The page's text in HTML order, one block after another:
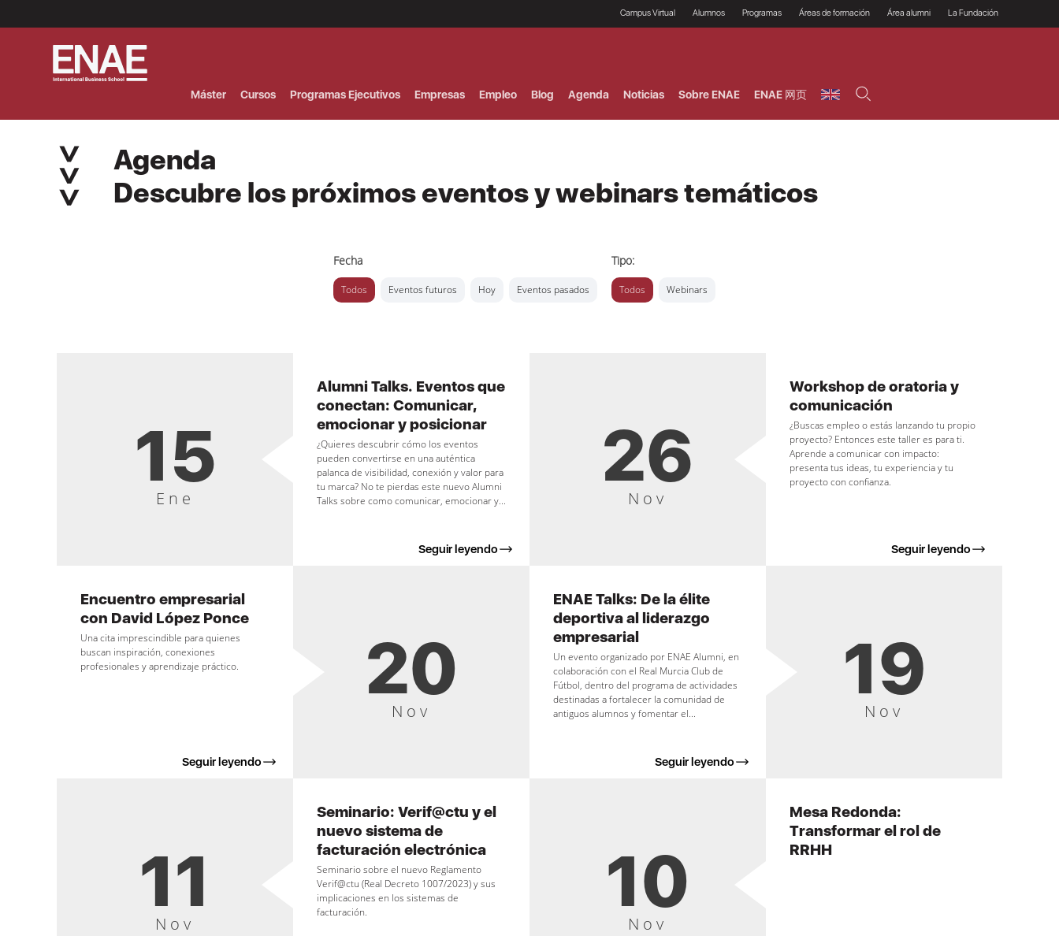
Campus Virtual Alumnos
Prácticas en empresas
Imagin LaCaixa
Programas
Programas Ejecutivos
Áreas de formación
Riesgos
Dirección / Gestión /
Administración de
Área alumni La Fundación
Máster Cursos Programas Ejecutivos Empresas Empleo Blog Agenda Noticias Sobre ENAE ENAE 网页
Agenda
Descubre los próximos eventos y webinars temáticos
Fecha
Todos Eventos futuros Hoy Eventos pasados
Tipo:
Todos Webinars
15
Ene
Alumni Talks. Eventos que
conectan: Comunicar,
emocionar y posicionar
¿Quieres descubrir cómo los eventos
pueden convertirse en una auténtica
palanca de visibilidad, conexión y valor para
tu marca? No te pierdas este nuevo Alumni
Talks sobre como comunicar, emocionar y...
Seguir leyendo
26
Nov
Workshop de oratoria y
comunicación
¿Buscas empleo o estás lanzando tu propio
proyecto? Entonces este taller es para ti.
Aprende a comunicar con impacto:
presenta tus ideas, tu experiencia y tu
proyecto con confianza.
Seguir leyendo
20
Nov
Encuentro empresarial
con David López Ponce
Una cita imprescindible para quienes
buscan inspiración, conexiones
profesionales y aprendizaje práctico.
Seguir leyendo
19
Nov
ENAE Talks: De la élite
deportiva al liderazgo
empresarial
Un evento organizado por ENAE Alumni, en
colaboración con el Real Murcia Club de
Fútbol, dentro del programa de actividades
destinadas a fortalecer la comunidad de
antiguos alumnos y fomentar el...
Seguir leyendo
11
Nov
Seminario: Verif@ctu y el
nuevo sistema de
facturación electrónica
Seminario sobre el nuevo Reglamento
Verif@ctu (Real Decreto 1007/2023) y sus
implicaciones en los sistemas de
facturación.
10
Nov
Mesa Redonda:
Transformar el rol de
RRHH